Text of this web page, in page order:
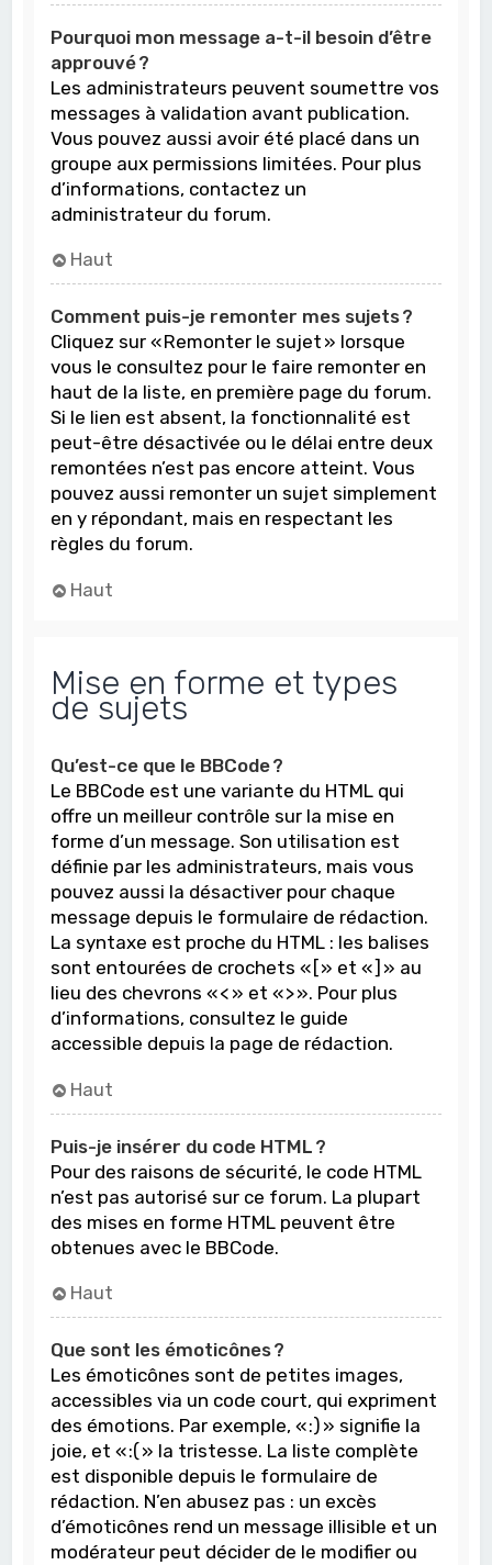
Pourquoi mon message a-t-il besoin d’être
approuvé ?
Les administrateurs peuvent soumettre vos
messages à validation avant publication.
Vous pouvez aussi avoir été placé dans un
groupe aux permissions limitées. Pour plus
d’informations, contactez un
administrateur du forum.
Haut
Comment puis-je remonter mes sujets ?
Cliquez sur « Remonter le sujet » lorsque
vous le consultez pour le faire remonter en
haut de la liste, en première page du forum.
Si le lien est absent, la fonctionnalité est
peut-être désactivée ou le délai entre deux
remontées n’est pas encore atteint. Vous
pouvez aussi remonter un sujet simplement
en y répondant, mais en respectant les
règles du forum.
Haut
Mise en forme et types
de sujets
Qu’est-ce que le BBCode ?
Le BBCode est une variante du HTML qui
offre un meilleur contrôle sur la mise en
forme d’un message. Son utilisation est
définie par les administrateurs, mais vous
pouvez aussi la désactiver pour chaque
message depuis le formulaire de rédaction.
La syntaxe est proche du HTML : les balises
sont entourées de crochets « [ » et « ] » au
lieu des chevrons « < » et « > ». Pour plus
d’informations, consultez le guide
accessible depuis la page de rédaction.
Haut
Puis-je insérer du code HTML ?
Pour des raisons de sécurité, le code HTML
n’est pas autorisé sur ce forum. La plupart
des mises en forme HTML peuvent être
obtenues avec le BBCode.
Haut
Que sont les émoticônes ?
Les émoticônes sont de petites images,
accessibles via un code court, qui expriment
des émotions. Par exemple, « :) » signifie la
joie, et « :( » la tristesse. La liste complète
est disponible depuis le formulaire de
rédaction. N’en abusez pas : un excès
d’émoticônes rend un message illisible et un
modérateur peut décider de le modifier ou